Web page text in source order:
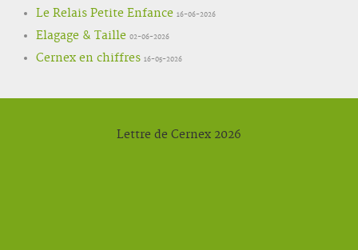
Le Relais Petite Enfance 16-06-2026
Elagage & Taille 02-06-2026
Cernex en chiffres 16-05-2026
Lettre de Cernex 2026